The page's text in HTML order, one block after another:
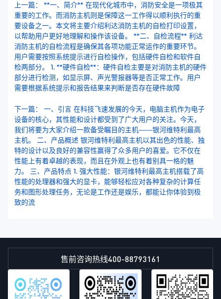
上一篇： **一、简介** 在现代化城市中，消防安全是一项极其
重要的工作。而消防主机则是保障这一工作得以顺利执行的重
要设备之一。本文将主要介绍利达消防主机的自检打印设置，
以帮助用户更好地理解和操作该设备。 **二、自检流程** 利达
消防主机的自检流程是确保其各项功能正常运作的重要环节。
用户需要按照系统提示进行自检操作，包括硬件自检和软件自
检两部分。 1. **硬件自检**：硬件自检主要是对消防主机的硬件
部分进行检测，如显示屏、声光警报器等是否正常工作。用户
需要根据系统提示和报告结果来判断是否存在硬件故障
下一篇： 一、引言 在科技飞速发展的今天，电脑主机作为电子
设备的核心，其性能和设计都受到了广大用户的关注。今天，
我们将要为大家介绍一款备受瞩目的主机——银河维特利最高
主机。 二、产品概述 银河维特利最高主机以其出色的性能、独
特的设计以及良好的兼容性赢得了众多用户的喜爱。它不仅在
性能上有着卓越的表现，而且在外观上也有着别具一格的魅
力。 三、产品特点 1. 强大性能：银河维特利最高主机搭载了高
性能的处理器和强大的显卡，能够轻松应对各种复杂的计算任
务和图形处理任务，无论是工作还是娱乐，都能让你体验到极
致的流
售前咨询热线400-88793161